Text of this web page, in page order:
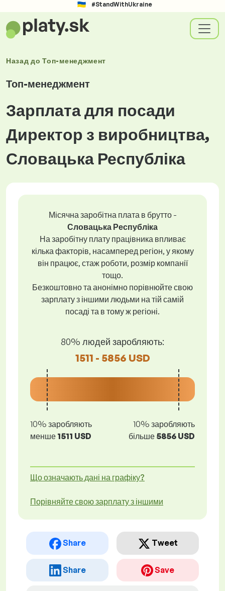
#StandWithUkraine
Назад доТоп-менеджмент
Топ-менеджмент
Зарплата для посади
Директор з виробництва,
Словацька Республіка
Місячна заробітна плата в брутто -
Словацька Республіка
На заробітну плату працівника впливає
кілька факторів, насамперед регіон, у якому
він працює, стаж роботи, розмір компанії
тощо.
Безкоштовно та анонімно порівнюйте свою
зарплату з іншими людьми на тій самій
посаді та в тому ж регіоні.
80% людей заробляють:
1511 - 5856 USD
10% заробляють
менше 1511 USD
10% заробляють
більше 5856 USD
Що означають дані на графіку?
Порівняйте свою зарплату з іншими
Share Tweet
Share Save